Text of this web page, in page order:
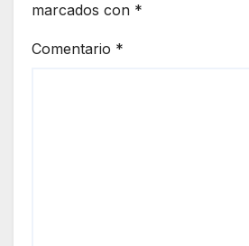
marcados con *
Comentario *